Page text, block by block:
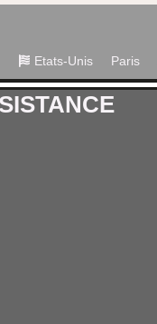
Etats-Unis Paris